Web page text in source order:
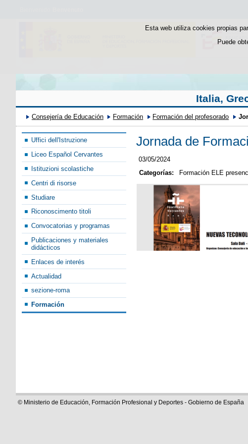
Esta web utiliza cookies propias
Puede
Italia,
Consejería de Educación Formación Formación del profesorado
Uffici dell'Istruzione
Liceo Español Cervantes
Istituzioni scolastiche
Centri di risorse
Studiare
Riconoscimento titoli
Convocatorias y programas
Publicaciones y materiales
didácticos
Enlaces de interés
Actualidad
sezione-roma
Formación
Jornada de
03/05/2024
Categorías:
Formación ELE
© Ministerio de Educación, Formación Profesional y Deportes - Gobierno de España